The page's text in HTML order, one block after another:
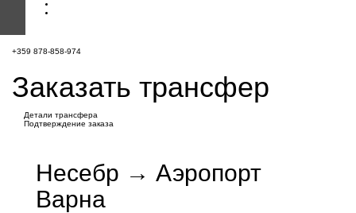
+359 878-858-974
Заказать трансфер
Детали трансфера
Подтверждение заказа
Несебр → Аэропорт
Варна